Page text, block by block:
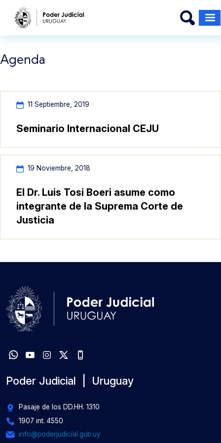
Pasar al contenido principal
Agenda
11 Septiembre, 2019
Seminario Internacional CEJU
19 Noviembre, 2018
El Dr. Luis Tosi Boeri asume como
integrante de la Suprema Corte de
Justicia
Poder Judicial | Uruguay
Pasaje de los DD.HH. 1310
1907 int. 4550
info@poderjudicial.gub.uy